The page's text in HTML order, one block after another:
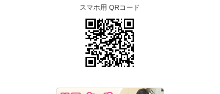
スマホ用 QRコード